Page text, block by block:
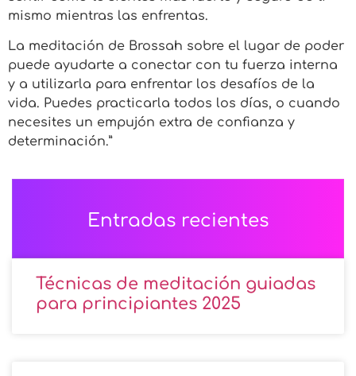
mismo mientras las enfrentas.
La meditación de Brossah sobre el lugar de poder
puede ayudarte a conectar con tu fuerza interna
y a utilizarla para enfrentar los desafíos de la
vida. Puedes practicarla todos los días, o cuando
necesites un empujón extra de confianza y
determinación.”
Entradas recientes
Técnicas de meditación guiadas
para principiantes 2025